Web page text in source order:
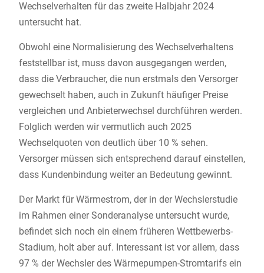
Wechselverhalten für das zweite Halbjahr 2024
untersucht hat.
Obwohl eine Normalisierung des Wechselverhaltens
feststellbar ist, muss davon ausgegangen werden,
dass die Verbraucher, die nun erstmals den Versorger
gewechselt haben, auch in Zukunft häufiger Preise
vergleichen und Anbieterwechsel durchführen werden.
Folglich werden wir vermutlich auch 2025
Wechselquoten von deutlich über 10 % sehen.
Versorger müssen sich entsprechend darauf einstellen,
dass Kundenbindung weiter an Bedeutung gewinnt.
Der Markt für Wärmestrom, der in der Wechslerstudie
im Rahmen einer Sonderanalyse untersucht wurde,
befindet sich noch ein einem früheren Wettbewerbs-
Stadium, holt aber auf. Interessant ist vor allem, dass
97 % der Wechsler des Wärmepumpen-Stromtarifs ein